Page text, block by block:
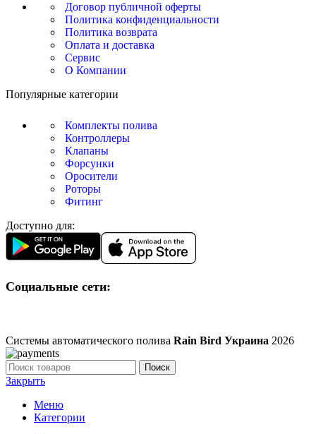
Договор публичной оферты
Политика конфиденциальности
Политика возврата
Оплата и доставка
Сервис
О Компании
Популярные категории
Комплекты полива
Контроллеры
Клапаны
Форсунки
Оросители
Роторы
Фитинг
Доступно для:
Социальные сети:
Системы автоматического полива Rain Bird Украина 2026
Поиск
Закрыть
Меню
Категории